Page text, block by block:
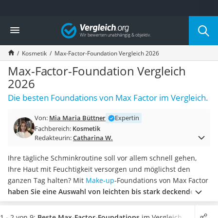
Die beliebtesten Vergleiche nach Kategorie
Drogerie
Inhalator
Haarschneider
Rollator
Braun Rasierer
Katzenklappe (Chip)
Rasierer
Massagepistole
Epilierer
Eiweißpulver
Magnesiumpräparat
Katzenklappe
Nackenmassagegerät
Zeckenschutz Katze
Vergleich
Kosmetik Max-Factor-Foundation Vergleich 2026
Max-Factor-Foundation Vergleich
2026
Die besten Foundations von Max Factor im Vergleich.
Von: Mia Maria Büttner
Expertin
Fachbereich: Kosmetik
Redakteurin:Catharina W.
Ihre tägliche Schminkroutine soll vor allem schnell gehen,
Ihre Haut mit Feuchtigkeit versorgen und möglichst den
ganzen Tag halten? Mit Make-up-Foundations von Max Factor
haben Sie eine Auswahl von leichten bis stark deckenden
Produkten. Wählen Sie jetzt aus unserer Vergleichstabelle
eine Max-Factor-Foundation mit integriertem